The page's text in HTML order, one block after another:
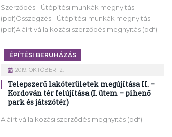
Szerződés - Útépítési munkák megnyitás
(pdf)Összegzés - Útépítési munkák megnyitás
(pdf)Aláírt vállalkozási szerződés megnyitás (pdf)
ÉPÍTÉSI BERUHÁZÁS
2019. OKTÓBER 12.
Telepszerű lakóterületek megújítása II. –
Kordován tér felújítása (I. ütem – pihenő
park és játszótér)
Aláírt vállalkozási szerződés megnyitás (pdf)